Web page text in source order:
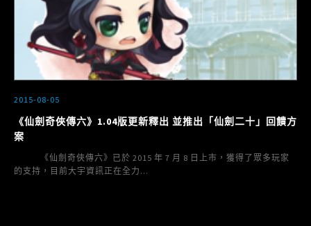
2015-08-05
《仙劍奇俠傳六》1.04版更新釋出 並推出「仙劍二十」回饋方
案
《仙劍奇俠傳六》已於 2015 年 7 月 8 日上市，獲得了眾多玩家
的支持，目前大宇資訊正在全力...